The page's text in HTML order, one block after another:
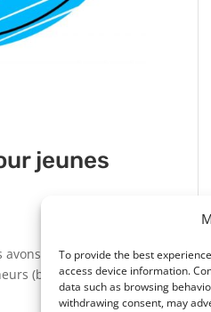
To provide the best
access device information.
data such as browsing
withdrawing consent, may
jeunes
lancé l’appel à
(bourse de